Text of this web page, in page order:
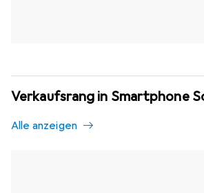
Verkaufsrang in Smartphone
Alle anzeigen